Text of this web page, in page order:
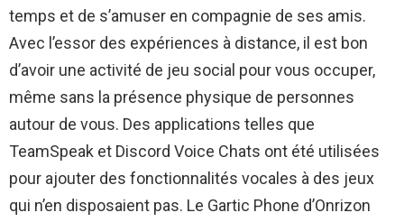
temps et de s’amuser en compagnie de ses amis.
Avec l’essor des expériences à distance, il est bon
d’avoir une activité de jeu social pour vous occuper,
même sans la présence physique de personnes
autour de vous. Des applications telles que
TeamSpeak et Discord Voice Chats ont été utilisées
pour ajouter des fonctionnalités vocales à des jeux
qui n’en disposaient pas. Le Gartic Phone d’Onrizon